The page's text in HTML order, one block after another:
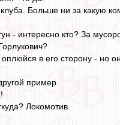
Больше ни за какую
- интересно кто? За
в его сторону - но
пример.
Локомотив.